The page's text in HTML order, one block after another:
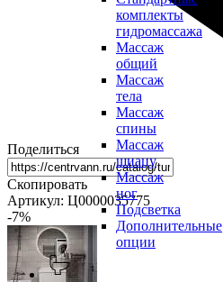
комплекты
гидромассажа
Массаж
общий
Массаж
тела
Массаж
спины
Массаж
шиацу
Массаж
ног
Подсветка
Дополнительные
опции
Поделиться
Скопировать
Артикул: Ц0000035775
-7%